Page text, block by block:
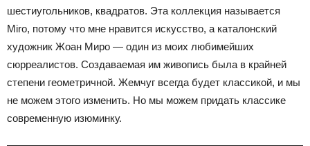
шестиугольников, квадратов. Эта коллекция называется
Miro, потому что мне нравится искусство, а каталонский
художник Жоан Миро — один из моих любимейших
сюрреалистов. Создаваемая им живопись была в крайней
степени геометричной. Жемчуг всегда будет классикой, и мы
не можем этого изменить. Но мы можем придать классике
современную изюминку.